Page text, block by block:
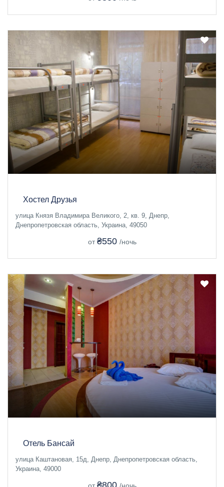
Хостел Друзья
улица Князя Владимира Великого, 2, кв. 9, Днепр,
Днепропетровская область, Украина, 49050
от ₴550 /ночь
Отель Бансай
улица Каштановая, 15д, Днепр, Днепропетровская область,
Украина, 49000